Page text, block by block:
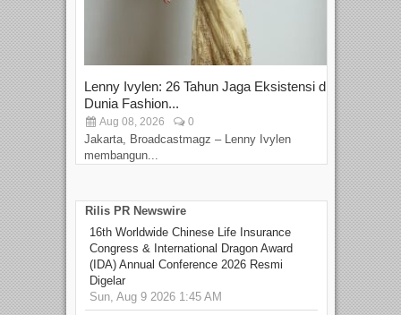
Lenny Ivylen: 26 Tahun Jaga Eksistensi di
Dunia Fashion...
Aug 08, 2026 0
Jakarta, Broadcastmagz – Lenny Ivylen
membangun...
Rilis PR Newswire
16th Worldwide Chinese Life Insurance
Congress & International Dragon Award
(IDA) Annual Conference 2026 Resmi
Digelar
Sun, Aug 9 2026 1:45 AM